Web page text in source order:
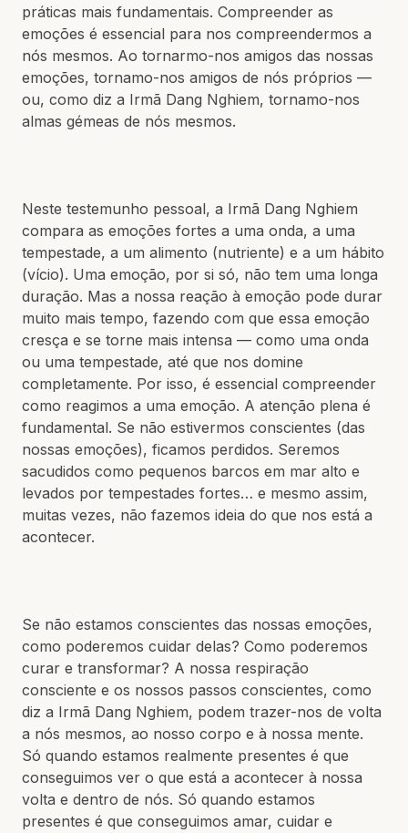
práticas mais fundamentais. Compreender as
emoções é essencial para nos compreendermos a
nós mesmos. Ao tornarmo-nos amigos das nossas
emoções, tornamo-nos amigos de nós próprios —
ou, como diz a Irmã Dang Nghiem, tornamo-nos
almas gémeas de nós mesmos.
Neste testemunho pessoal, a Irmã Dang Nghiem
compara as emoções fortes a uma onda, a uma
tempestade, a um alimento (nutriente) e a um hábito
(vício). Uma emoção, por si só, não tem uma longa
duração. Mas a nossa reação à emoção pode durar
muito mais tempo, fazendo com que essa emoção
cresça e se torne mais intensa — como uma onda
ou uma tempestade, até que nos domine
completamente. Por isso, é essencial compreender
como reagimos a uma emoção. A atenção plena é
fundamental. Se não estivermos conscientes (das
nossas emoções), ficamos perdidos. Seremos
sacudidos como pequenos barcos em mar alto e
levados por tempestades fortes… e mesmo assim,
muitas vezes, não fazemos ideia do que nos está a
acontecer.
Se não estamos conscientes das nossas emoções,
como poderemos cuidar delas? Como poderemos
curar e transformar? A nossa respiração
consciente e os nossos passos conscientes, como
diz a Irmã Dang Nghiem, podem trazer-nos de volta
a nós mesmos, ao nosso corpo e à nossa mente.
Só quando estamos realmente presentes é que
conseguimos ver o que está a acontecer à nossa
volta e dentro de nós. Só quando estamos
presentes é que conseguimos amar, cuidar e